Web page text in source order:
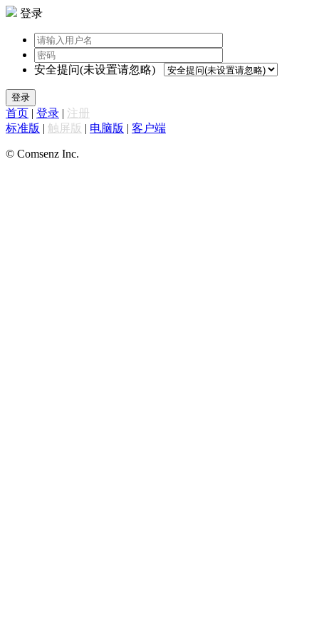
登录
安全提问(未设置请忽略)
登录
首页 | 登录 | 注册
标准版 | 触屏版 | 电脑版 | 客户端
© Comsenz Inc.